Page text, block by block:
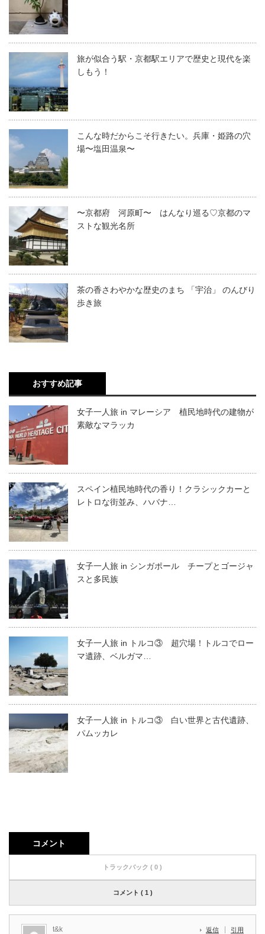
旅が似合う駅・京都駅エリアで歴史と現代を楽
しもう！
こんな時だからこそ行きたい。兵庫・姫路の穴
場〜塩田温泉〜
〜京都府 河原町〜 はんなり巡る♡京都のマ
ストな観光名所
茶の香さわやかな歴史のまち 「宇治」 のんびり
歩き旅
おすすめ記事
女子一人旅 in マレーシア 植民地時代の建物が
素敵なマラッカ
スペイン植民地時代の香り！クラシックカーと
レトロな街並み、ハバナ…
女子一人旅 in シンガポール チープとゴージャ
スと多民族
女子一人旅 in トルコ③ 超穴場！トルコでロー
マ遺跡、ベルガマ…
女子一人旅 in トルコ③ 白い世界と古代遺跡、
パムッカレ
コメント
トラックバック ( 0 )
コメント ( 1 )
t&k 返信 引用